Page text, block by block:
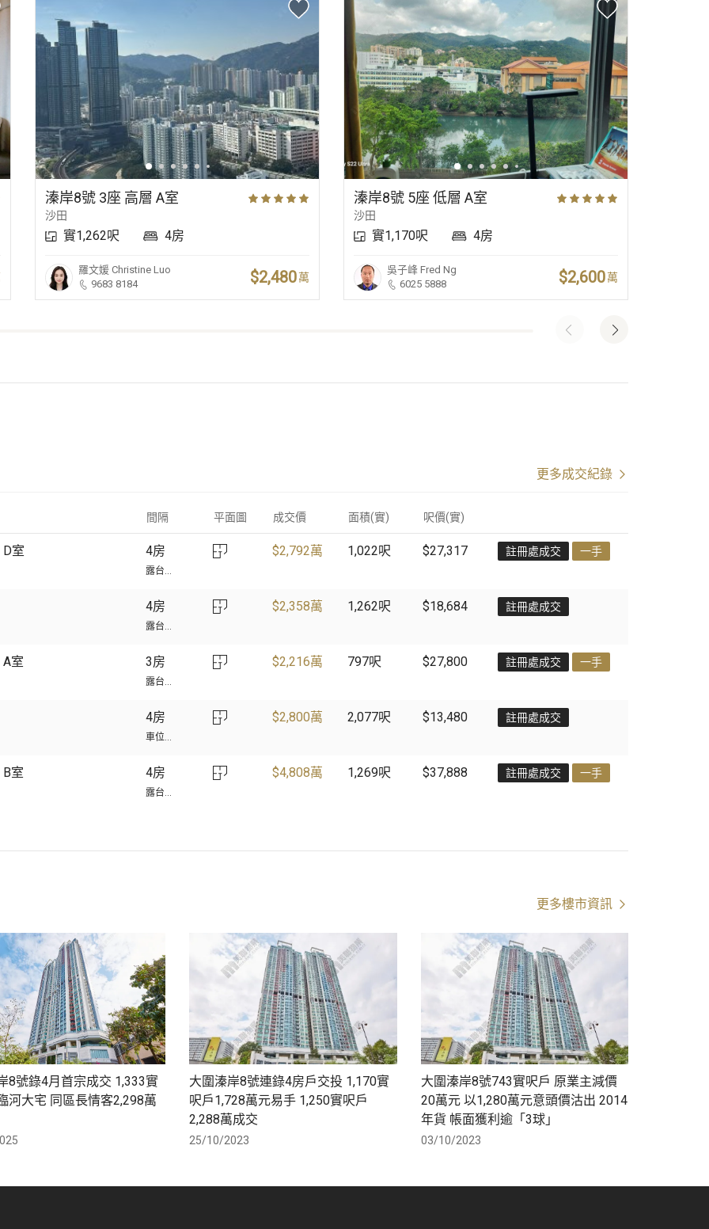
溱岸8號 3座 高層 A室
沙田
實1,262呎 4房
羅文媛 Christine Luo
9683 8184
$2,480萬
溱岸8號 5座 低層 A室
沙田
實1,170呎 4房
吳子峰 Fred Ng
6025 5888
$2,600萬
成交價
平面圖
間隔 面積(實) 呎價(實)
室 $2,792萬
露台...
1,022呎
4房 $27,317 註冊處成交 一手
$2,358萬
露台...
1,262呎
4房 $18,684 註冊處成交
室 $2,216萬
露台...
797呎
3房 $27,800 註冊處成交 一手
$2,800萬
車位...
2,077呎
4房 $13,480 註冊處成交
室 $4,808萬
露台...
1,269呎
4房 $37,888 註冊處成交 一手
更多成交紀錄
更多樓市資訊
8號錄4月首宗成交 1,333實
河大宅 同區長情客2,298萬
大圍溱岸8號連錄4房戶交投 1,170實
呎戶1,728萬元易手 1,250實呎戶
2,288萬成交
25/10/2023
大圍溱岸8號743實呎戶 原業主減價
20萬元 以1,280萬元意頭價沽出 2014
年貨 帳面獲利逾「3球」
03/10/2023